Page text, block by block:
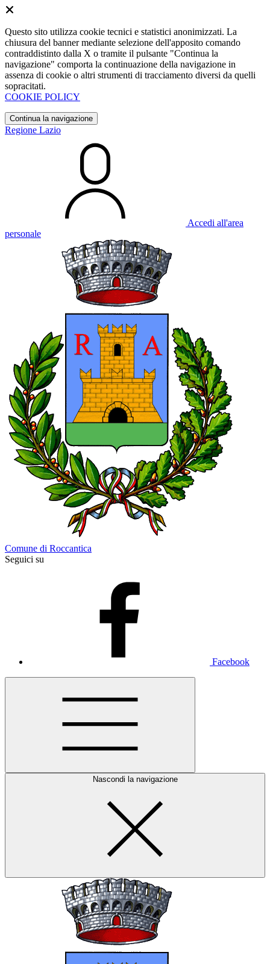
Questo sito utilizza cookie tecnici e statistici anonimizzati. La
chiusura del banner mediante selezione dell'apposito comando
contraddistinto dalla X o tramite il pulsante "Continua la
navigazione" comporta la continuazione della navigazione in
assenza di cookie o altri strumenti di tracciamento diversi da quelli
sopracitati.
COOKIE POLICY
Continua la navigazione
Regione Lazio
Accedi all'area
personale
Comune di Roccantica
Seguici su
Facebook
Nascondi la navigazione